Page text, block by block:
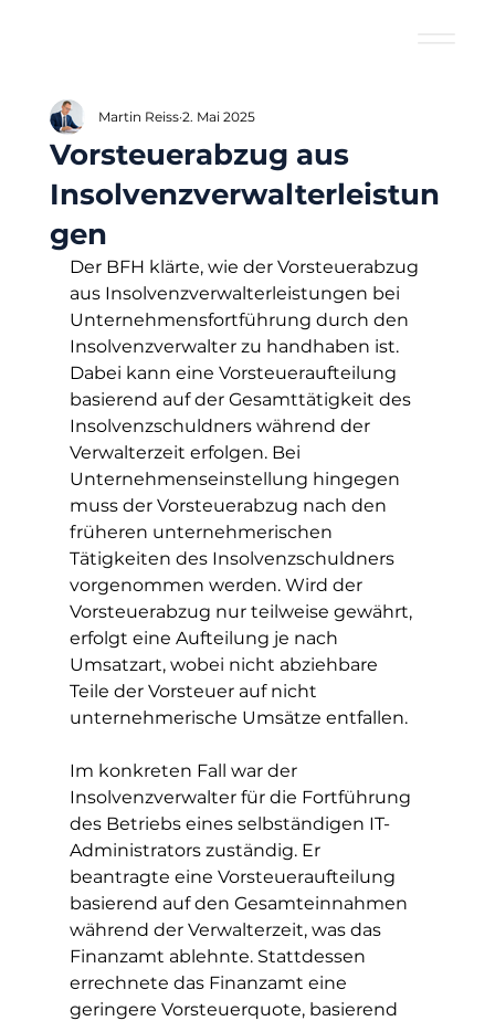
Vorsteuerabzug aus
Insolvenzverwalterleistun
gen
Martin Reiss 2. Mai 2025
Der BFH klärte, wie der Vorsteuerabzug
aus Insolvenzverwalterleistungen bei
Unternehmensfortführung durch den
Insolvenzverwalter zu handhaben ist.
Dabei kann eine Vorsteueraufteilung
basierend auf der Gesamttätigkeit des
Insolvenzschuldners während der
Verwalterzeit erfolgen. Bei
Unternehmenseinstellung hingegen
muss der Vorsteuerabzug nach den
früheren unternehmerischen
Tätigkeiten des Insolvenzschuldners
vorgenommen werden. Wird der
Vorsteuerabzug nur teilweise gewährt,
erfolgt eine Aufteilung je nach
Umsatzart, wobei nicht abziehbare
Teile der Vorsteuer auf nicht
unternehmerische Umsätze entfallen.
Im konkreten Fall war der
Insolvenzverwalter für die Fortführung
des Betriebs eines selbständigen IT-
Administrators zuständig. Er
beantragte eine Vorsteueraufteilung
basierend auf den Gesamteinnahmen
während der Verwalterzeit, was das
Finanzamt ablehnte. Stattdessen
errechnete das Finanzamt eine
geringere Vorsteuerquote, basierend